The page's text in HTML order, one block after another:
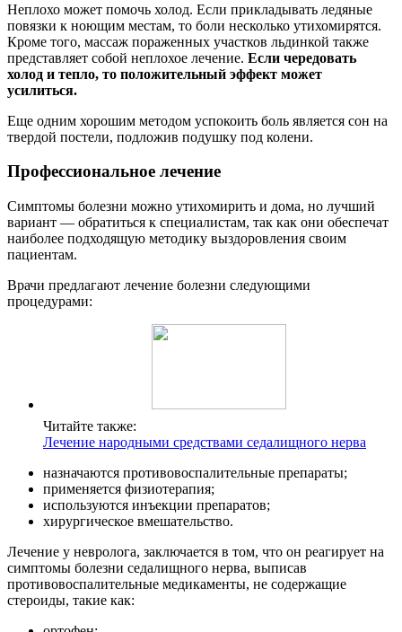
Неплохо может помочь холод. Если прикладывать ледяные
повязки к ноющим местам, то боли несколько утихомирятся.
Кроме того, массаж пораженных участков льдинкой также
представляет собой неплохое лечение. Если чередовать
холод и тепло, то положительный эффект может
усилиться.
Еще одним хорошим методом успокоить боль является сон на
твердой постели, подложив подушку под колени.
Профессиональное лечение
Симптомы болезни можно утихомирить и дома, но лучший
вариант — обратиться к специалистам, так как они обеспечат
наиболее подходящую методику выздоровления своим
пациентам.
Врачи предлагают лечение болезни следующими
процедурами:
Читайте также:
Лечение народными средствами седалищного нерва
назначаются противовоспалительные препараты;
применяется физиотерапия;
используются инъекции препаратов;
хирургическое вмешательство.
Лечение у невролога, заключается в том, что он реагирует на
симптомы болезни седалищного нерва, выписав
противовоспалительные медикаменты, не содержащие
стероиды, такие как: